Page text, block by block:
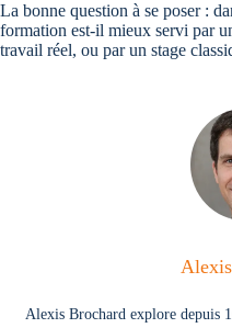
La bonne question à se poser :
formation est-il mieux servi par
travail réel, ou par un stage
Alexis Brochard explore depuis